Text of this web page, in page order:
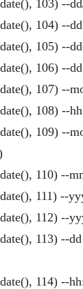
103) --
104) --
105) --
106) --
107) --
108) --
109) --
110) --
111) --
112) --
113) --
114) --